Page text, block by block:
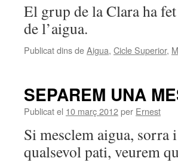
El grup de la Clara ha
de l’aigua.
Publicat dins deAigua, Cicle Superior,
SEPAREM UNA
Publicat el 10 març 2012per Ernest
Si mesclem aigua, sorra
qualsevol pati, veurem